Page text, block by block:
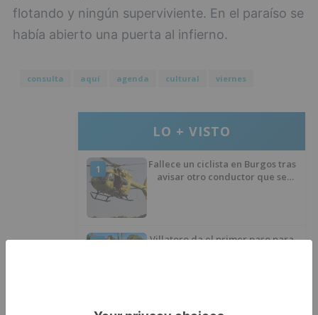
flotando y ningún superviviente. En el paraíso se
había abierto una puerta al infierno.
consulta aquí agenda cultural viernes
LO + VISTO
1
Fallece un ciclista en Burgos tras
avisar otro conductor que se
Villatoro da el primer paso para